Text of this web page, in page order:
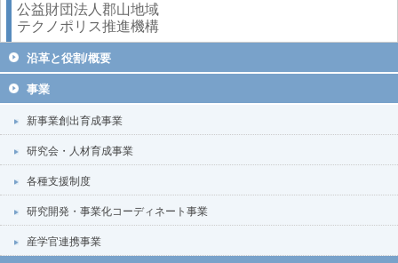
公益財団法人郡山地域
テクノポリス推進機構
沿革と役割/概要
事業
新事業創出育成事業
研究会・人材育成事業
各種支援制度
研究開発・事業化コーディネート事業
産学官連携事業